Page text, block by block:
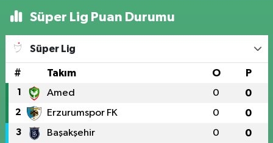
Süper Lig Puan Durumu
Süper Lig
# Takım O P
1 Amed 0 0
2 Erzurumspor FK 0 0
3 Başakşehir 0 0